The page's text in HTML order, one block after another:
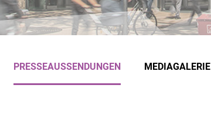
PRESSEAUSSENDUNGEN MEDIAGALERIE